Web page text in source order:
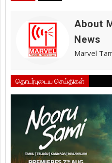
About
News
Marvel
தொடர்புடைய செய்திகள்